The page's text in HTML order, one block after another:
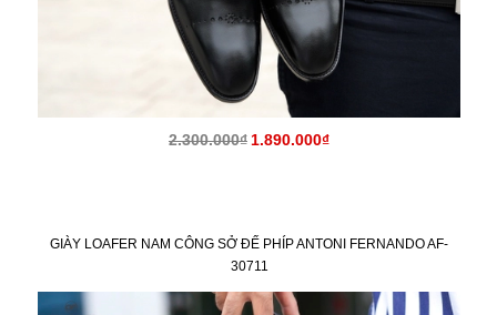
2.300.000₫ 1.890.000₫
GIÀY LOAFER NAM CÔNG SỞ ĐẾ PHÍP ANTONI FERNANDO AF-
30711